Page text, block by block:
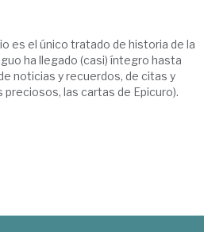
es el único tratado de historia de la
ha llegado (casi) íntegro hasta
noticias y recuerdos, de citas y
las cartas de Epicuro).